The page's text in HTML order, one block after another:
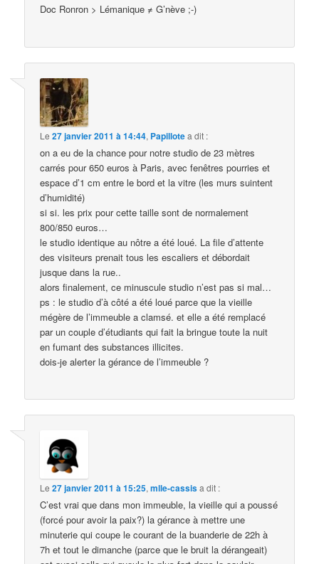
Doc Ronron > Lémanique ≠ G’nève ;-)
Le27 janvier 2011 à 14:44, Papillotea dit :
on a eu de la chance pour notre studio de 23 mètres
carrés pour 650 euros à Paris, avec fenêtres pourries et
espace d’1 cm entre le bord et la vitre (les murs suintent
d’humidité)
si si. les prix pour cette taille sont de normalement
800/850 euros…
le studio identique au nôtre a été loué. La file d’attente
des visiteurs prenait tous les escaliers et débordait
jusque dans la rue..
alors finalement, ce minuscule studio n’est pas si mal…
ps : le studio d’à côté a été loué parce que la vieille
mégère de l’immeuble a clamsé. et elle a été remplacé
par un couple d’étudiants qui fait la bringue toute la nuit
en fumant des substances illicites.
dois-je alerter la gérance de l’immeuble ?
Le27 janvier 2011 à 15:25,mlle-cassisa dit :
C’est vrai que dans mon immeuble, la vieille qui a poussé
(forcé pour avoir la paix?) la gérance à mettre une
minuterie qui coupe le courant de la buanderie de 22h à
7h et tout le dimanche (parce que le bruit la dérangeait)